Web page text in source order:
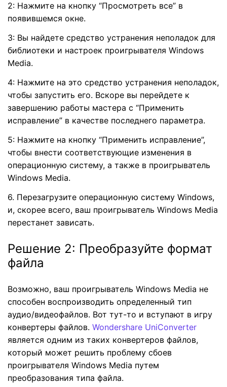
2: Нажмите на кнопку “Просмотреть все” в
появившемся окне.
3: Вы найдете средство устранения неполадок для
библиотеки и настроек проигрывателя Windows
Media.
4: Нажмите на это средство устранения неполадок,
чтобы запустить его. Вскоре вы перейдете к
завершению работы мастера с “Применить
исправление” в качестве последнего параметра.
5: Нажмите на кнопку “Применить исправление”,
чтобы внести соответствующие изменения в
операционную систему, а также в проигрыватель
Windows Media.
6. Перезагрузите операционную систему Windows,
и, скорее всего, ваш проигрыватель Windows Media
перестанет зависать.
Решение 2: Преобразуйте формат
файла
Возможно, ваш проигрыватель Windows Media не
способен воспроизводить определенный тип
аудио/видеофайлов. Вот тут-то и вступают в игру
конвертеры файлов. Wondershare UniConverter
является одним из таких конвертеров файлов,
который может решить проблему сбоев
проигрывателя Windows Media путем
преобразования типа файла.